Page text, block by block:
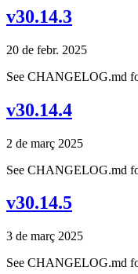
v30.14.3
20 de febr. 2025
See CHANGELOG.md
v30.14.4
2 de març 2025
See CHANGELOG.md
v30.14.5
3 de març 2025
See CHANGELOG.md